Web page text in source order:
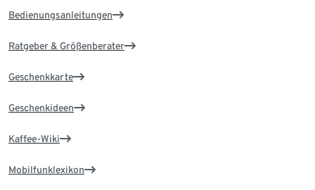
Bedienungsanleitungen
Ratgeber & Größenberater
Geschenkkarte
Geschenkideen
Kaffee-Wiki
Mobilfunklexikon